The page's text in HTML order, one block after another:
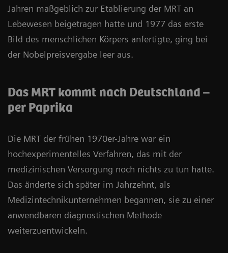
Jahren maßgeblich zur Etablierung der MRT an
Lebewesen beigetragen hatte und 1977 das erste
Bild des menschlichen Körpers anfertigte, ging bei
der Nobelpreisvergabe leer aus.
Das MRT kommt nach Deutschland –
per Paprika
Die MRT der frühen 1970er-Jahre war ein
hochexperimentelles Verfahren, das mit der
medizinischen Versorgung noch nichts zu tun hatte.
Das änderte sich später im Jahrzehnt, als
Medizintechnikunternehmen begannen, sie zu einer
anwendbaren diagnostischen Methode
weiterzuentwickeln.